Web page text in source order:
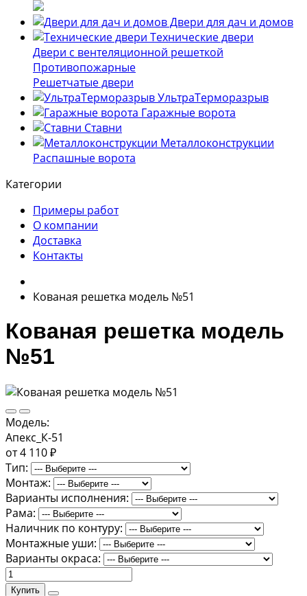
Двери для дач и домов
Технические двери
Двери с вентеляционной решеткой
Противопожарные
Решетчатые двери
УльтраТерморазрыв
Гаражные ворота
Ставни
Металлоконструкции
Распашные ворота
Категории
Примеры работ
О компании
Доставка
Контакты
Кованая решетка модель №51
Кованая решетка модель
№51
Модель:
Апекс_К-51
от 4 110 ₽
Тип:
Монтаж:
Варианты исполнения:
Рама:
Наличник по контуру:
Монтажные уши:
Варианты окраса:
Купить